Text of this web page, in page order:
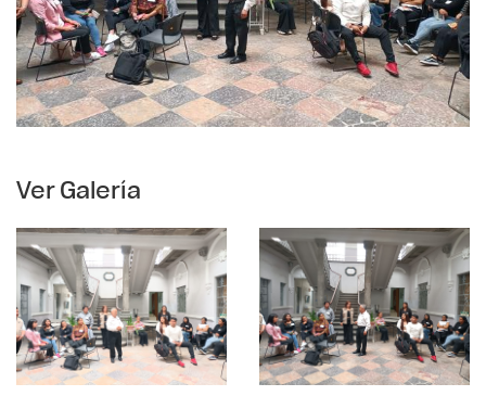
Ver Galería